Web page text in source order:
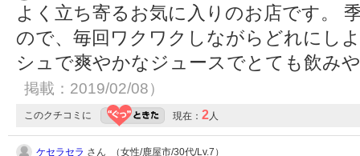
よく立ち寄るお気に入りのお店です。
ので、毎回ワクワクしながらどれにし
シュで爽やかなジュースでとても飲み
掲載：2019/02/08）
このクチコミに 現在： 2人
ケセラセラ さん （女性/鹿屋市/30代/Lv.7）